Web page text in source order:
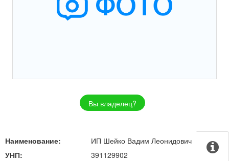
Вы владелец?
Наименование:
ИП Шейко Вадим Леонидович
УНП:
391129902